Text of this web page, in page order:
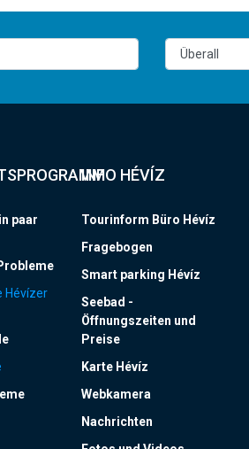
paar
Hévízer
INFO HÉVÍZ
Tourinform Büro Hévíz
Fragebogen
Smart parking Hévíz
Seebad -
Öffnungszeiten und
Preise
Karte Hévíz
Webkamera
Nachrichten